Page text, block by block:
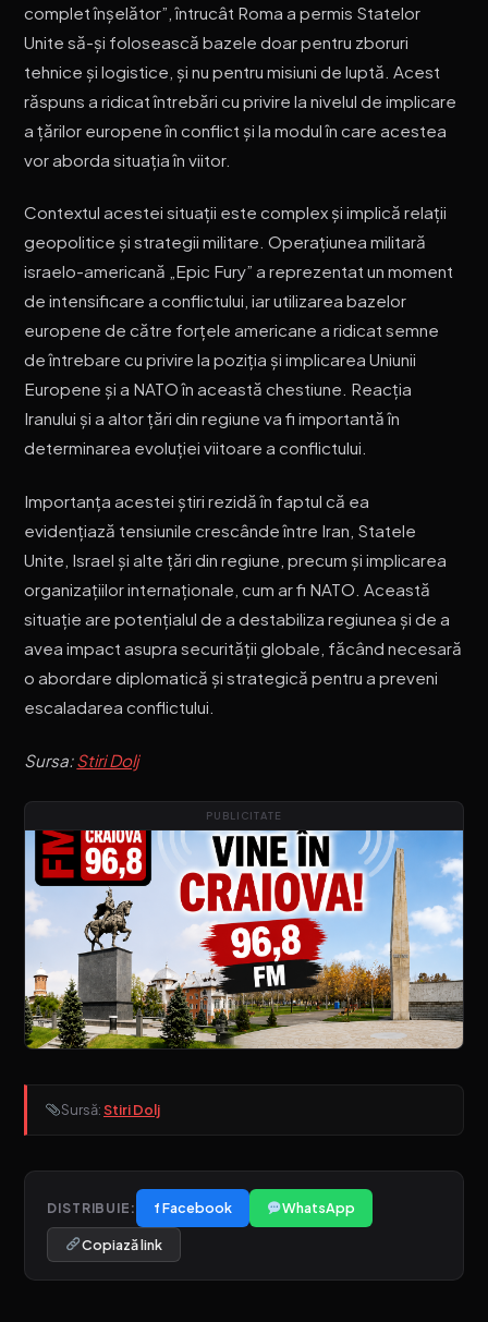
complet înșelător”, întrucât Roma a permis Statelor
Unite să-și folosească bazele doar pentru zboruri
tehnice și logistice, și nu pentru misiuni de luptă. Acest
răspuns a ridicat întrebări cu privire la nivelul de implicare
a țărilor europene în conflict și la modul în care acestea
vor aborda situația în viitor.
Contextul acestei situații este complex și implică relații
geopolitice și strategii militare. Operațiunea militară
israelo-americană „Epic Fury” a reprezentat un moment
de intensificare a conflictului, iar utilizarea bazelor
europene de către forțele americane a ridicat semne
de întrebare cu privire la poziția și implicarea Uniunii
Europene și a NATO în această chestiune. Reacția
Iranului și a altor țări din regiune va fi importantă în
determinarea evoluției viitoare a conflictului.
Importanța acestei știri rezidă în faptul că ea
evidențiază tensiunile crescânde între Iran, Statele
Unite, Israel și alte țări din regiune, precum și implicarea
organizațiilor internaționale, cum ar fi NATO. Această
situație are potențialul de a destabiliza regiunea și de a
avea impact asupra securității globale, făcând necesară
o abordare diplomatică și strategică pentru a preveni
escaladarea conflictului.
Sursa:Stiri Dolj
PUBLICITATE
Sursă:Stiri Dolj
DISTRIBUIE: f Facebook WhatsApp
Copiază link